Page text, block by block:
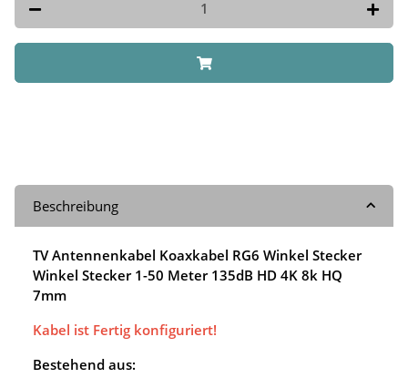
Beschreibung
TV Antennenkabel Koaxkabel RG6 Winkel Stecker
Winkel Stecker 1-50 Meter 135dB HD 4K 8k HQ
7mm
Kabel ist Fertig konfiguriert!
Bestehend aus: